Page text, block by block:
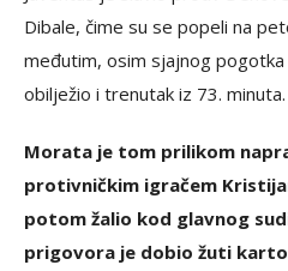
Dibale, čime su se popeli na
međutim, osim sjajnog pogotka
obilježio i trenutak iz 73. minuta.
Morata je tom prilikom
protivničkim igračem
potom žalio kod glavnog
prigovora je dobio žuti